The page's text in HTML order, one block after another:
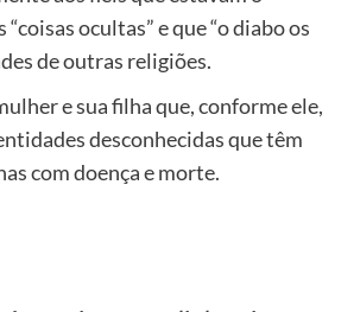
ocultas” e que “o diabo os
de outras religiões.
e sua filha que, conforme ele,
desconhecidas que têm
com doença e morte.